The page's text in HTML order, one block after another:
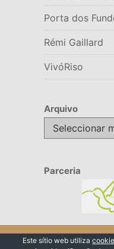
Porta dos
Rémi Gaillard
VivóRiso
Arquivo
Arquivo
Parceria
© 2026
Este sítio web utiliza